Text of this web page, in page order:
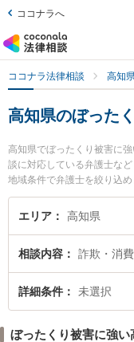
ココナラへ
ココナラ法律相談 高知
高知県のぼった
高知県でぼったくり被害に
談に対応している弁護士な
地域条件で弁護士を絞り込
業詐欺、FX詐欺等の細かな
律事務所の久保 宜弘弁護士
くり被害のトラブル解決の
無料でぼったくり被害を法
などでお困りの相談者さんに
エリア 高知県
相談内容 詐欺・消
詳細条件 未選択
ぼったくり被害に強